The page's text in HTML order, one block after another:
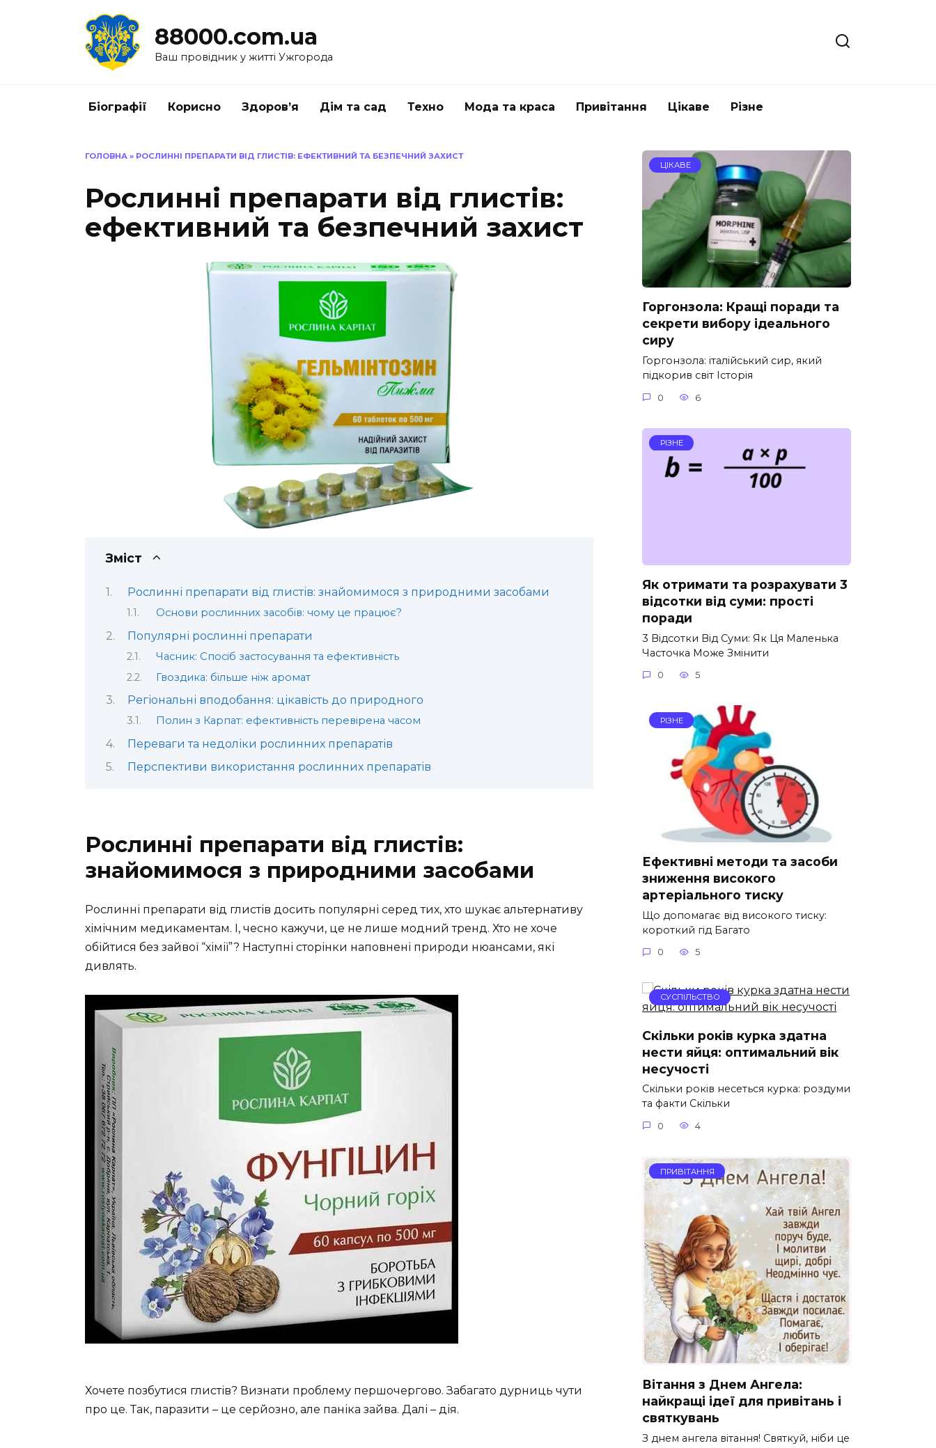
88000.com.ua
Ваш провідник у житті Ужгорода
Біографії Корисно Здоров’я Дім та сад Техно Мода та краса Привітання Цікаве Різне
ГОЛОВНА » РОСЛИННІ ПРЕПАРАТИ ВІД ГЛИСТІВ: ЕФЕКТИВНИЙ ТА БЕЗПЕЧНИЙ ЗАХИСТ
Рослинні препарати від глистів:
ефективний та безпечний захист
Зміст
Рослинні препарати від глистів: знайомимося з природними засобами
Основи рослинних засобів: чому це працює?
Популярні рослинні препарати
Часник: Спосіб застосування та ефективність
Гвоздика: більше ніж аромат
Регіональні вподобання: цікавість до природного
Полин з Карпат: ефективність перевірена часом
Переваги та недоліки рослинних препаратів
Перспективи використання рослинних препаратів
Рослинні препарати від глистів:
знайомимося з природними засобами
Рослинні препарати від глистів досить популярні серед тих, хто шукає альтернативу
хімічним медикаментам. І, чесно кажучи, це не лише модний тренд. Хто не хоче
обійтися без зайвої “хімії”? Наступні сторінки наповнені природи нюансами, які
дивлять.
Хочете позбутися глистів? Визнати проблему першочергово. Забагато дурниць чути
про це. Так, паразити – це серйозно, але паніка зайва. Далі – дія.
ЦІКАВЕ
Горгонзола: Кращі поради та
секрети вибору ідеального
сиру
Горгонзола: італійський сир, який
підкорив світ Історія
0 6
РІЗНЕ
Як отримати та розрахувати 3
відсотки від суми: прості
поради
3 Відсотки Від Суми: Як Ця Маленька
Часточка Може Змінити
0 5
РІЗНЕ
Ефективні методи та засоби
зниження високого
артеріального тиску
Що допомагає від високого тиску:
короткий гід Багато
0 5
СУСПІЛЬСТВО
Скільки років курка здатна
нести яйця: оптимальний вік
несучості
Скільки років несеться курка: роздуми
та факти Скільки
0 4
ПРИВІТАННЯ
Вітання з Днем Ангела:
найкращі ідеї для привітань і
святкувань
З днем ангела вітання! Святкуй, ніби це